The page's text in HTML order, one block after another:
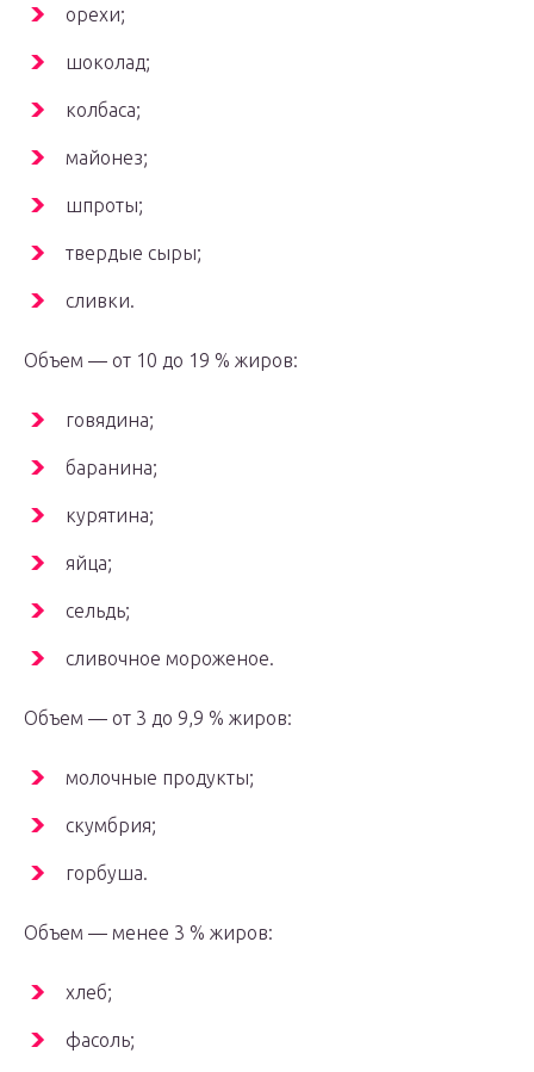
орехи;
шоколад;
колбаса;
майонез;
шпроты;
твердые сыры;
сливки.
Объем — от 10 до 19 % жиров:
говядина;
баранина;
курятина;
яйца;
сельдь;
сливочное мороженое.
Объем — от 3 до 9,9 % жиров:
молочные продукты;
скумбрия;
горбуша.
Объем — менее 3 % жиров:
хлеб;
фасоль;